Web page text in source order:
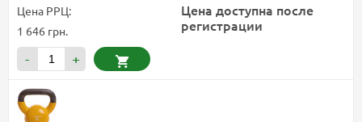
Цена РРЦ:
1 646 грн.
Цена доступна после
регистрации
- +